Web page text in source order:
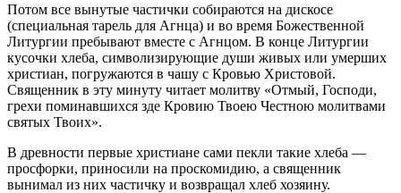
Потом все вынутые частички собираются на дискосе
(специальная тарель для Агнца) и во время Божественной
Литургии пребывают вместе с Агнцом. В конце Литургии
кусочки хлеба, символизирующие души живых или умерших
христиан, погружаются в чашу с Кровью Христовой.
Священник в эту минуту читает молитву «Отмый, Господи,
грехи поминавшихся зде Кровию Твоею Честною молитвами
святых Твоих».
В древности первые христиане сами пекли такие хлеба —
просфорки, приносили на проскомидию, а священник
вынимал из них частичку и возвращал хлеб хозяину.